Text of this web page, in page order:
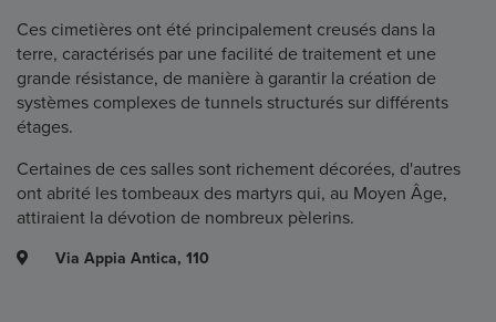
Ces cimetières ont été principalement creusés dans la
terre, caractérisés par une facilité de traitement et une
grande résistance, de manière à garantir la création de
systèmes complexes de tunnels structurés sur différents
étages.
Certaines de ces salles sont richement décorées, d'autres
ont abrité les tombeaux des martyrs qui, au Moyen Âge,
attiraient la dévotion de nombreux pèlerins.
Via Appia Antica, 110